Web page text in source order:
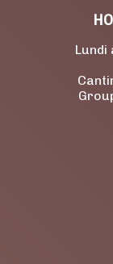
Lundi